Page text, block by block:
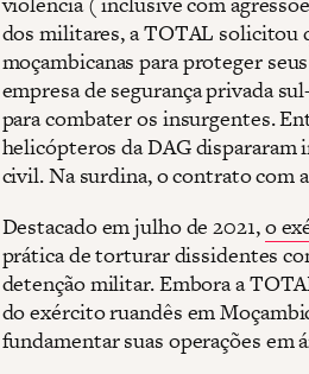
dos militares, a TOTAL solicitou
moçambicanas para proteger
empresa de segurança privada
para combater os insurgentes.
helicópteros da DAG
civil. Na surdina, o contrato com
Destacado em julho de 2021,o
prática de torturar dissidentes
detenção militar. Embora a
do exército ruandês em
fundamentar suas operações em